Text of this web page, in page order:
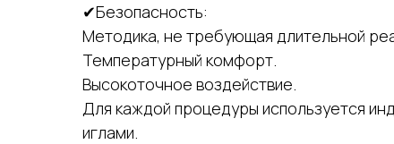
✔Безопасность:
Методика, не требующая длительной
Температурный комфорт.
Высокоточное воздействие.
Для каждой процедуры используется
иглами.